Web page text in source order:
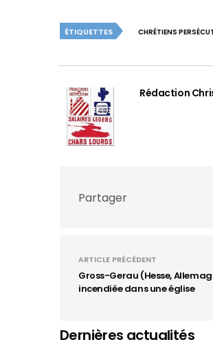
ÉTIQUETTES CHRÉTIENS
Rédaction
Partager
ARTICLE PRÉCÉDENT
Gross-Gerau (Hesse,
incendiée dans une église
Dernières actualités